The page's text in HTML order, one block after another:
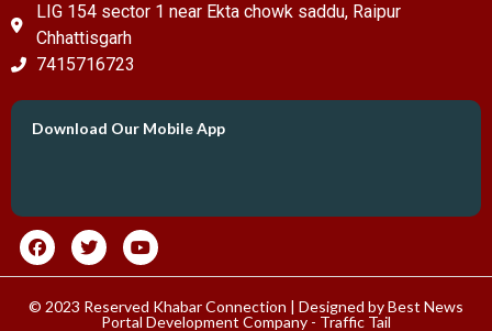
LIG 154 sector 1 near Ekta chowk saddu, Raipur
Chhattisgarh
7415716723
Download Our Mobile App
© 2023 Reserved Khabar Connection | Designed byBest News
Portal Development Company - Traffic Tail